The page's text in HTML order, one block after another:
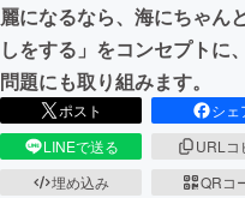
麗になるなら、海にちゃん
しをする」をコンセプトに
問題にも取り組みます。
ポスト
シェ
LINEで送る
URLコ
埋め込み
QRコ